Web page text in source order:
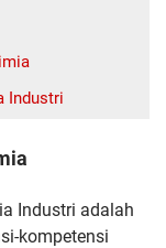
Industri
Industri adalah
kompetensi